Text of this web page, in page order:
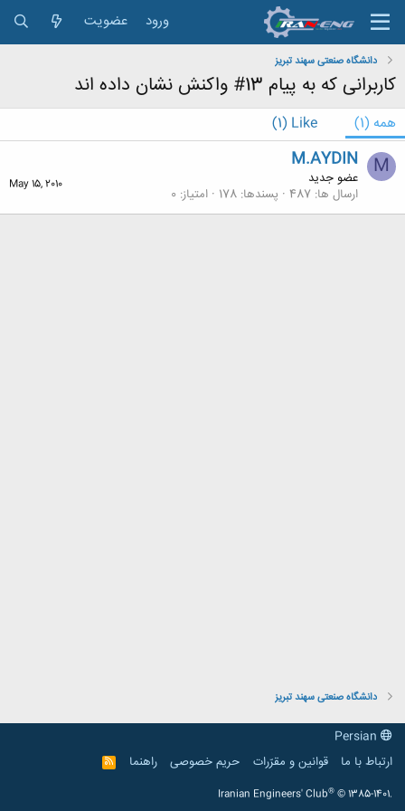
ورود عضویت
دانشگاه صنعتی سهند تبریز
کاربرانی که به پیام 13# واکنش نشان داده اند
همه (1)
Like
(1)
M
May 15, 2010
M.AYDIN
عضو جدید
ارسال ها 487 پسندها 178 امتیاز 0
دانشگاه صنعتی سهند تبریز
ارتباط با ما
قوانین و مقرّرات حریم خصوصی راهنما
R
S
Iranian Engineers' Club® © 1385-1401.